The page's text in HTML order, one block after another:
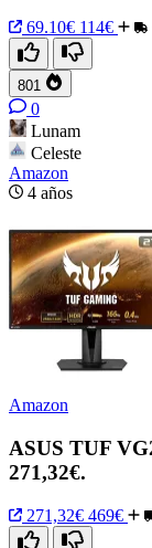
69.10€ 114€
801
0
Lunam
Celeste
Amazon
4 años
Amazon
ASUS TUF
271,32€.
271,32€ 469€